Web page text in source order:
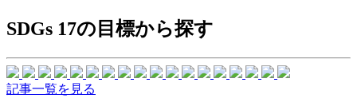
SDGs 17の目標から探す
記事一覧を見る